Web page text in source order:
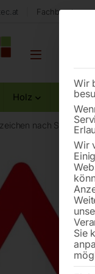
Fachberatung
Holz Metall
nach StVO
Wir
Wir
Sie